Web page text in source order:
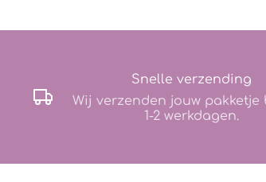
Snelle verzending
Wij verzenden jouw pakketje
1-2 werkdagen.